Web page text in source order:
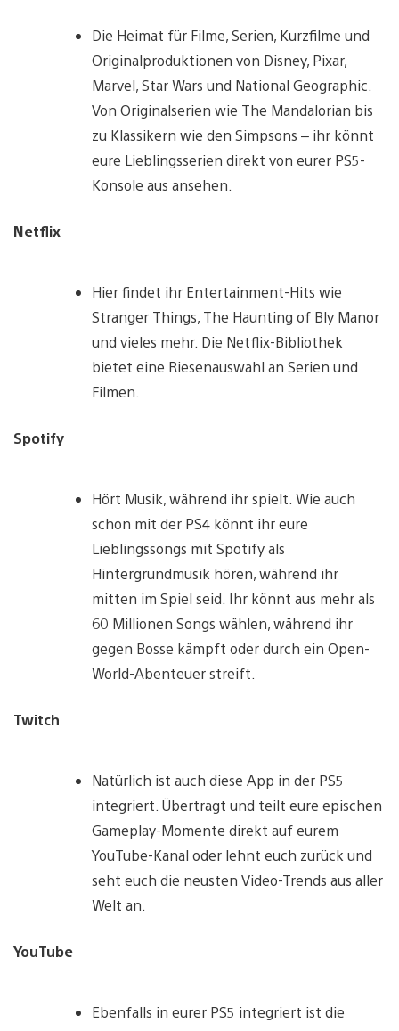
Die Heimat für Filme, Serien, Kurzfilme und
Originalproduktionen von Disney, Pixar,
Marvel, Star Wars und National Geographic.
Von Originalserien wie The Mandalorian bis
zu Klassikern wie den Simpsons – ihr könnt
eure Lieblingsserien direkt von eurer PS5-
Konsole aus ansehen.
Netflix
Hier findet ihr Entertainment-Hits wie
Stranger Things, The Haunting of Bly Manor
und vieles mehr. Die Netflix-Bibliothek
bietet eine Riesenauswahl an Serien und
Filmen.
Spotify
Hört Musik, während ihr spielt. Wie auch
schon mit der PS4 könnt ihr eure
Lieblingssongs mit Spotify als
Hintergrundmusik hören, während ihr
mitten im Spiel seid. Ihr könnt aus mehr als
60 Millionen Songs wählen, während ihr
gegen Bosse kämpft oder durch ein Open-
World-Abenteuer streift.
Twitch
Natürlich ist auch diese App in der PS5
integriert. Übertragt und teilt eure epischen
Gameplay-Momente direkt auf eurem
YouTube-Kanal oder lehnt euch zurück und
seht euch die neusten Video-Trends aus aller
Welt an.
YouTube
Ebenfalls in eurer PS5 integriert ist die